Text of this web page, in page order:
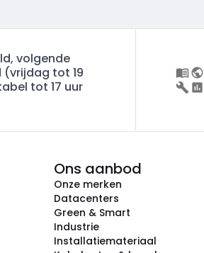
volgende
tot 19
tot 17 uur
Ons aanbod
Onze merken
Datacenters
Green & Smart
Industrie
Installatiemateriaal